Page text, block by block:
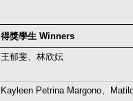
得獎學生 Winners
王郁斐、林欣妘
Kayleen Petrina Margono、